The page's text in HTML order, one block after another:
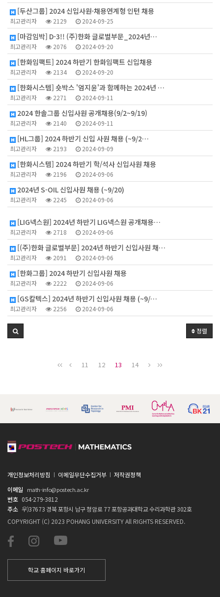
[두산그룹] 2024 신입사원·채용연계형 인턴 채용
최고관리자 2129 2024-09-25
[마감임박] D-3!! (주)한화 글로벌부문_2024년…
최고관리자 2076 2024-09-20
[한화임팩트] 2024 하반기 한화임팩트 신입채용
최고관리자 2134 2024-09-20
[한화시스템] 숏박스 '엄지윤'과 함께하는 2024년 …
최고관리자 2271 2024-09-11
2024 한솔그룹 신입사원 공개채용(9/2~9/19)
최고관리자 2140 2024-09-11
[HL그룹] 2024 하반기 신입 사원 채용 (~9/2…
최고관리자 2193 2024-09-09
[한화시스템] 2024 하반기 학/석사 신입사원 채용
최고관리자 2196 2024-09-06
2024년 S-OIL 신입사원 채용 (~9/20)
최고관리자 2245
2024-09-06
[LIG넥스원] 2024년 하반기 LIG넥스원 공개채용…
최고관리자 2718 2024-09-06
[(주)한화 글로벌부문] 2024년 하반기 신입사원 채…
최고관리자 2091 2024-09-06
[한화그룹] 2024 하반기 신입사원 채용
최고관리자 2222 2024-09-06
[GS칼텍스] 2024년 하반기 신입사원 채용 (~9/…
최고관리자 2256 2024-09-06
정렬
11 12 13 14
개인정보처리방침 이메일무단수집거부
저작권정책
이메일
math-info@postech.ac.kr
번호 054-279-3812
주소 우)37673 경북 포항시 남구 청암로 77 포항공과대학교 수리과학관 302호
COPYRIGHT (C) 2023 POHANG UNIVERSITY All RIGHTS RESERVED.
학교 홈페이지 바로가기